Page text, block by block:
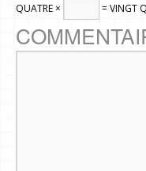
QUATRE × = VINGT